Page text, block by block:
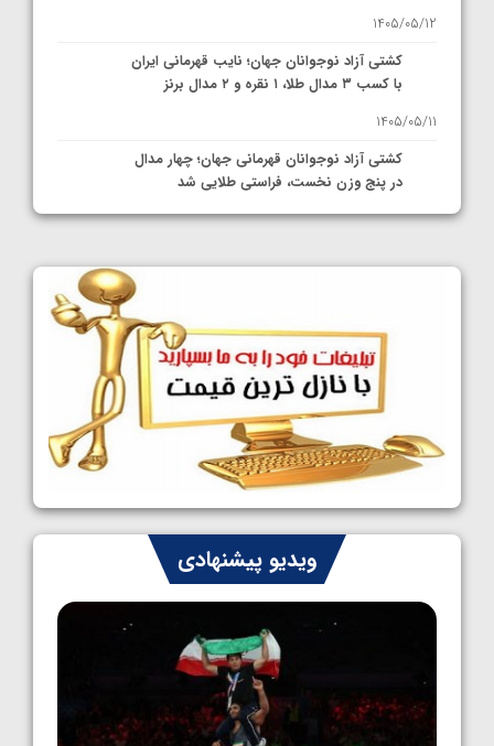
1405/05/12
کشتی آزاد نوجوانان جهان؛ نایب قهرمانی ایران
با کسب ۳ مدال طلا، ۱ نقره و ۲ مدال برنز
1405/05/11
کشتی آزاد نوجوانان قهرمانی جهان؛ چهار مدال
در پنج وزن نخست، فراستی طلایی شد
1405/05/11
کشتی آزاد نوجوانان جهان؛ رقبای نمایندگان
ایران مشخص شدند
1405/05/08
کشتی فرنگی نوجوانان جهان؛ سکوی تیمی
سوم برای ایران
1405/05/07
ایران چشم به راه چهار مدال در پنج وزن دوم
کشتی فرنگی نوجوانان جهان
1405/05/06
ویدیو پیشنهادی